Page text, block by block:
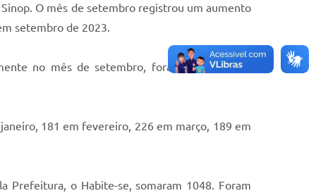
O mês de setembro registrou um aumento
setembro de 2023.
no mês de setembro, foram 66.876,70m²
181 em fevereiro, 226 em março, 189 em
Prefeitura, o Habite-se, somaram 1048. Foram